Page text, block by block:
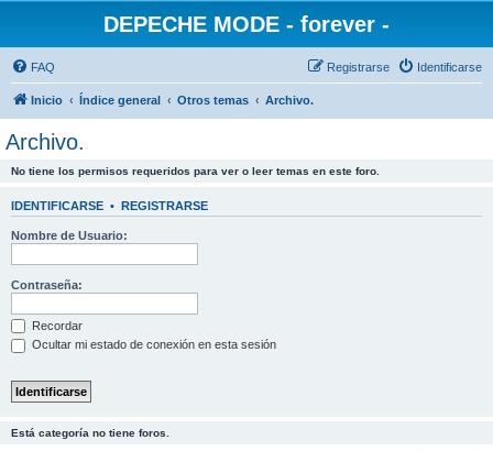
DEPECHE MODE - forever -
FAQ Identificarse
Registrarse
Inicio Índice general Otros temas Archivo.
Archivo.
No tiene los permisos requeridos para ver o leer temas en este foro.
IDENTIFICARSE • REGISTRARSE
Nombre de Usuario:
Contraseña:
Recordar
Ocultar mi estado de conexión en esta sesión
Está categoría no tiene foros.